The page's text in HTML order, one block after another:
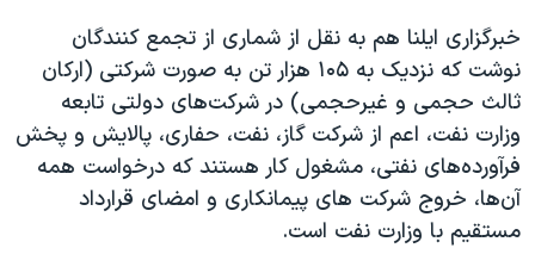
سفر پرزیدنت ترامپ به چین
خبرگزاری ایلنا هم به نقل از شماری از تجمع کنندگان
نوشت که نزدیک به ۱۰۵ هزار تن به صورت شرکتی (ارکان
ثالث حجمی و غیرحجمی) در شرکت‌های دولتی تابعه
وزارت نفت، اعم از شرکت گاز، نفت، حفاری، پالایش و پخش
فرآورده‌های نفتی، مشغول کار هستند که درخواست همه
آن‌ها، خروج شرکت های پیمانکاری و امضای قرارداد
مستقیم با وزارت نفت است.